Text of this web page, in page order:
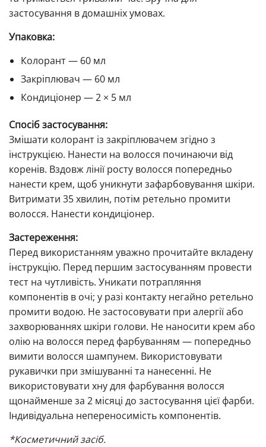
застосування в домашніх умовах.
Упаковка:
Колорант — 60 мл
Закріплювач — 60 мл
Кондиціонер — 2 × 5 мл
Спосіб застосування:
Змішати колорант із закріплювачем згідно з
інструкцією. Нанести на волосся починаючи від
коренів. Вздовж лінії росту волосся попередньо
нанести крем, щоб уникнути зафарбовування шкіри.
Витримати 35 хвилин, потім ретельно промити
волосся. Нанести кондиціонер.
Застереження:
Перед використанням уважно прочитайте вкладену
інструкцію. Перед першим застосуванням провести
тест на чутливість. Уникати потрапляння
компонентів в очі; у разі контакту негайно ретельно
промити водою. Не застосовувати при алергії або
захворюваннях шкіри голови. Не наносити крем або
олію на волосся перед фарбуванням — попередньо
вимити волосся шампунем. Використовувати
рукавички при змішуванні та нанесенні. Не
використовувати хну для фарбування волосся
щонайменше за 2 місяці до застосування цієї фарби.
Індивідуальна непереносимість компонентів.
*Косметичний засіб.